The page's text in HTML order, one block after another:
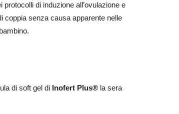
di induzione all’ovulazione e
coppia senza causa apparente nelle
di soft gel di Inofert Plus® la sera